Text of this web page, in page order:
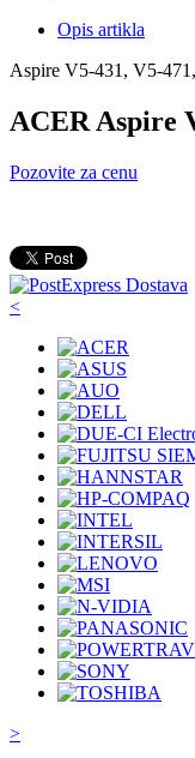
Opis artikla
Aspire V5-431, V5-
ACER Aspire
Pozovite za cenu
<
>